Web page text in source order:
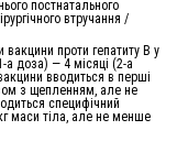
постнатального
втручання /
проти гепатиту B у
доза) — 4 місяці (2-а
вводиться в перші
з щепленням, але не
специфічний
маси тіла, але не менше